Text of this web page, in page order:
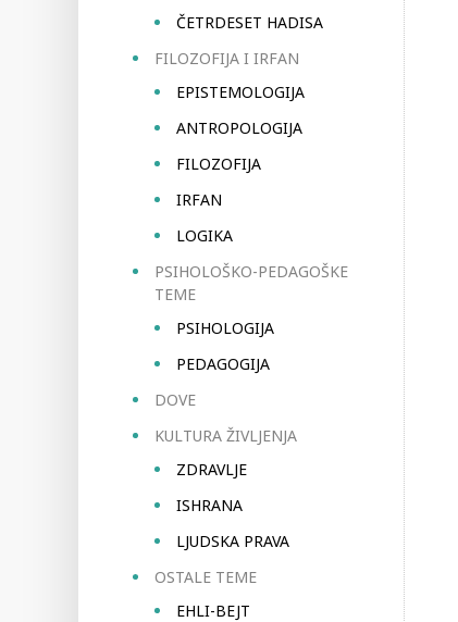
ČETRDESET HADISA
FILOZOFIJA I IRFAN
EPISTEMOLOGIJA
ANTROPOLOGIJA
FILOZOFIJA
IRFAN
LOGIKA
PSIHOLOŠKO-PEDAGOŠKE
TEME
PSIHOLOGIJA
PEDAGOGIJA
DOVE
KULTURA ŽIVLJENJA
ZDRAVLJE
ISHRANA
LJUDSKA PRAVA
OSTALE TEME
EHLI-BEJT